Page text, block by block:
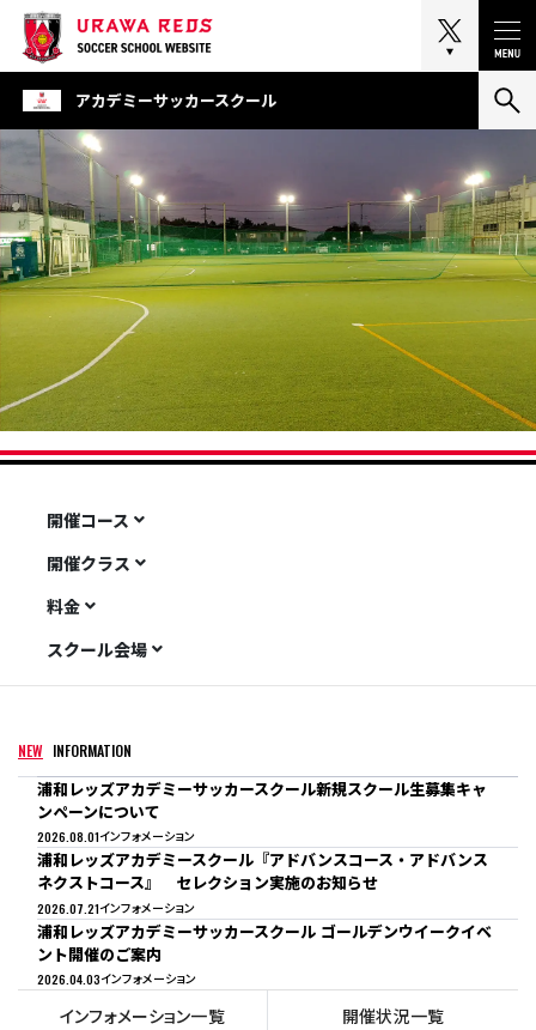
アカデミーサッカースクール
開催コース
開催クラス
料金
スクール会場
NEW INFORMATION
浦和レッズアカデミーサッカースクール新規スクール生募集キャ
ンペーンについて
2026.08.01インフォメーション
浦和レッズアカデミースクール『アドバンスコース・アドバンス
ネクストコース』 セレクション実施のお知らせ
2026.07.21インフォメーション
浦和レッズアカデミーサッカースクール ゴールデンウイークイベ
ント開催のご案内
2026.04.03インフォメーション
インフォメーション一覧 開催状況一覧